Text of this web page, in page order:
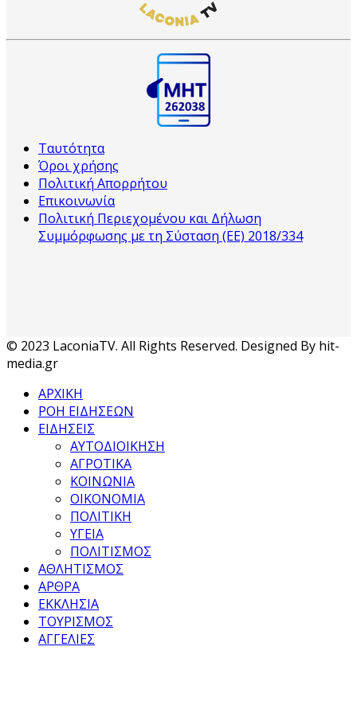
Ταυτότητα
Όροι χρήσης
Πολιτική Απορρήτου
Επικοινωνία
Πολιτική Περιεχομένου και Δήλωση
Συμμόρφωσης με τη Σύσταση (ΕΕ) 2018/334
© 2023 LaconiaTV. All Rights Reserved. Designed By hit-
media.gr
ΑΡΧΙΚΗ
ΡΟΗ ΕΙΔΗΣΕΩΝ
ΕΙΔΗΣΕΙΣ
ΑΥΤΟΔΙΟΙΚΗΣΗ
ΑΓΡΟΤΙΚΑ
ΚΟΙΝΩΝΙΑ
ΟΙΚΟΝΟΜΙΑ
ΠΟΛΙΤΙΚΗ
ΥΓΕΙΑ
ΠΟΛΙΤΙΣΜΟΣ
ΑΘΛΗΤΙΣΜΟΣ
ΑΡΘΡΑ
ΕΚΚΛΗΣΙΑ
ΤΟΥΡΙΣΜΟΣ
ΑΓΓΕΛΙΕΣ